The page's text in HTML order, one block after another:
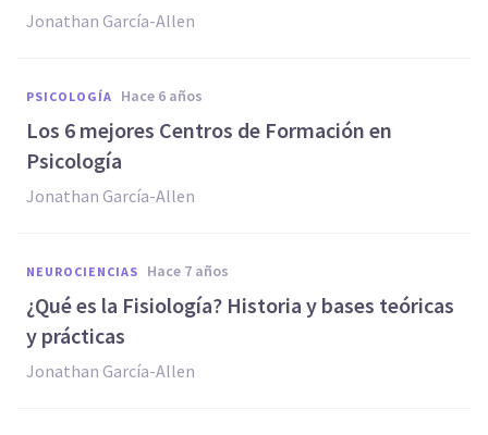
Jonathan García-Allen
PSICOLOGÍA hace 6 años
Los 6 mejores Centros de Formación en
Psicología
Jonathan García-Allen
NEUROCIENCIAS hace 7 años
¿Qué es la Fisiología? Historia y bases teóricas
y prácticas
Jonathan García-Allen